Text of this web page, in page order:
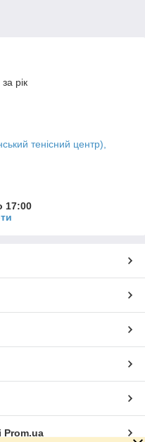
рік
тенісний центр),
17:00
Prom.ua